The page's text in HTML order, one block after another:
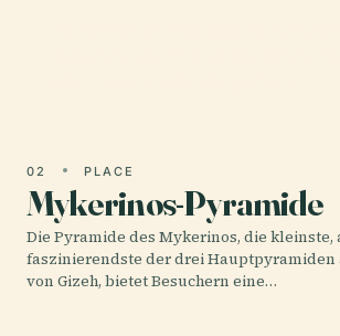
02 PLACE
Mykerinos-Pyramide
Die Pyramide des Mykerinos, die
faszinierendste der drei Hauptpyramiden
von Gizeh, bietet Besuchern eine…